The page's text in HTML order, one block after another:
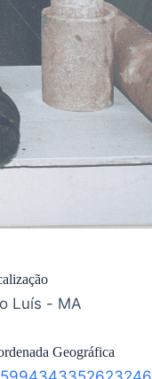
Luís - MA
Geográfica